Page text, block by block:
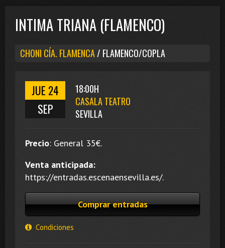
INTIMA TRIANA (FLAMENCO)
CHONI CÍA. FLAMENCA/ FLAMENCO/COPLA
JUE 24
SEP
18:00H
CASALA TEATRO
SEVILLA
Precio: General 35€.
Venta anticipada:
https://entradas.escenaensevilla.es/.
Comprar entradas
Condiciones